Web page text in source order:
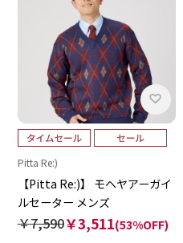
Pitta Re:)
【Pitta Re:)】 モヘヤアーガイ
ルセーター メンズ
￥7,590￥3,511(53%OFF)